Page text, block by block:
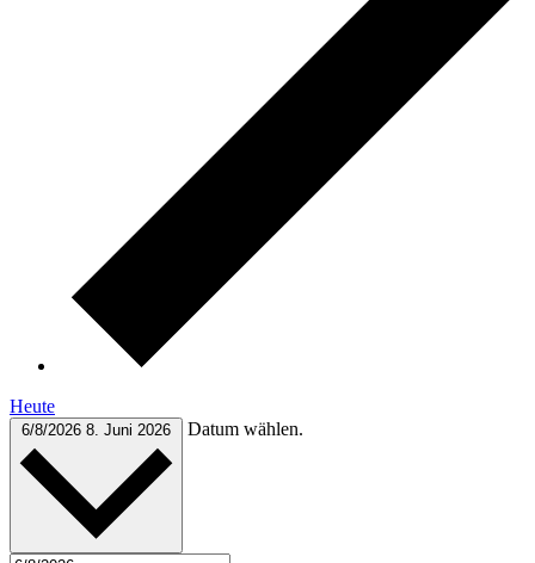
Heute
6/8/2026 8. Juni 2026 Datum wählen.